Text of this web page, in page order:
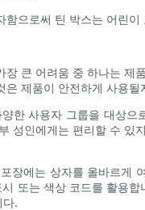
으로써 틴 박스는 어린
큰 어려움 중 하나는
제품이 안전하게 사용
한 사용자 그룹을 대상
성인에게는 편리할 수
장에는 상자를 올바르게
또는 색상 코드를 활용
다.